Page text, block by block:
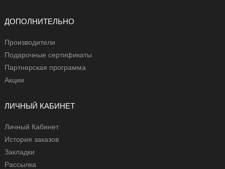
ДОПОЛНИТЕЛЬНО
Производители
Подарочные сертификаты
Партнерская программа
Акции
ЛИЧНЫЙ КАБИНЕТ
Личный Кабинет
История заказов
Закладки
Рассылка